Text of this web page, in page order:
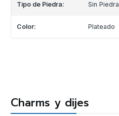
Tipo de Piedra: Sin Piedra
Color: Plateado
Charms y dijes